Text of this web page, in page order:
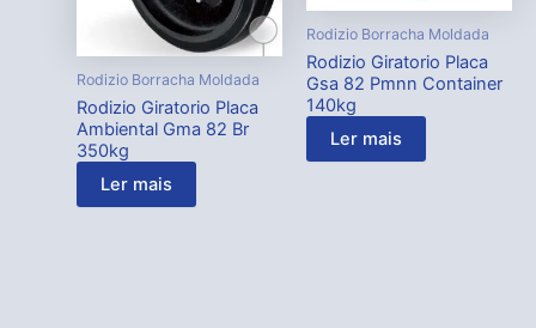
Rodizio Borracha Moldada
Rodizio Giratorio Placa
Ambiental Gma 82 Br
350kg
Ler mais
Rodizio Borracha Moldada
Rodizio Giratorio Placa
Gsa 82 Pmnn Container
140kg
Ler mais